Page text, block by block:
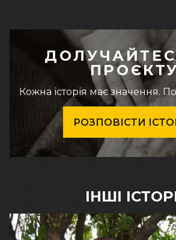
Кожна історія має значення.
РОЗПОВІСТИ
ІНШІ